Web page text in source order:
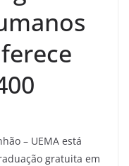
– UEMA está
gratuita em